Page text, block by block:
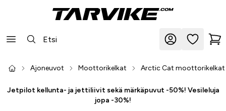
Ajoneuvot Moottorikelkat Arctic Cat moottorikelkat
Jetpilot kellunta- ja jettiliivit sekä märkäpuvut -50%! Vesileluja
jopa -30%!